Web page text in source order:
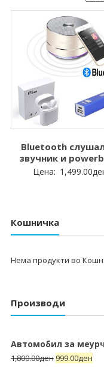
Bluetooth
звучник и
Цена: 1,499.00
Кошничка
Нема продукти во
Производи
Автомобил за
1,800.00ден 999.00ден